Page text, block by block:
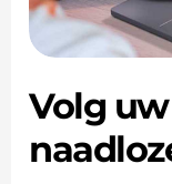
Volg